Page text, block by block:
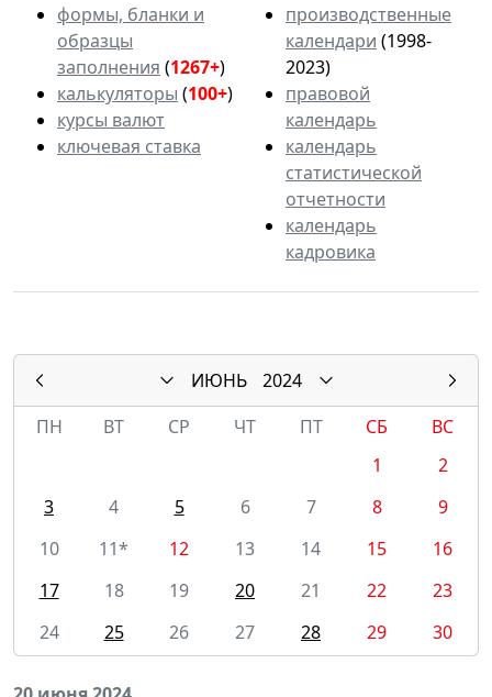
формы, бланки и
образцы
заполнения (1267+)
калькуляторы (100+)
курсы валют
ключевая ставка
производственные
календари (1998-
2023)
правовой
календарь
календарь
статистической
отчетности
календарь
кадровика
ИЮНЬ
2024
ПН
ВТ СР ЧТ ПТ СБ
ВС
1
2
3
4 5 6 7 8
9
10
11* 12 13 14 15
16
17
18 19 20 21 22
23
24
25 26 27 28 29 30